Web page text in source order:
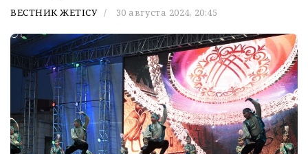
ВЕСТНИК ЖЕТІСУ 30 августа 2024, 20:45